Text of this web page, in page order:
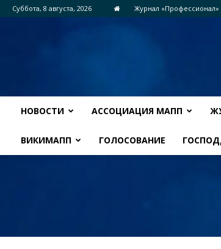
Суббота, 8 августа, 2026 Журнал «Профессионал»
НОВОСТИ АССОЦИАЦИЯ МАПП
ВИКИМАПП ГОЛОСОВАНИЕ